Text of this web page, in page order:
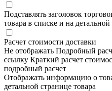
Подставлять заголовок
товара в списке и на
Расчет стоимости доставки
Не отображать Подробный
ссылку Краткий расчет
подробный расчет
Отображать информацию о
детальной странице товара